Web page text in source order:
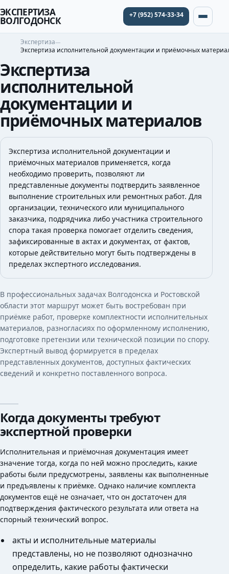
ЭКСПЕРТИЗА
ВОЛГОДОНСК
+7 (952) 574-33-34
Экспертиза
Экспертиза исполнительной документации и приёмочных
Экспертиза
исполнительной
документации и
приёмочных материалов
Экспертиза исполнительной документации и
приёмочных материалов применяется, когда
необходимо проверить, позволяют ли
представленные документы подтвердить заявленное
выполнение строительных или ремонтных работ. Для
организации, технического или муниципального
заказчика, подрядчика либо участника строительного
спора такая проверка помогает отделить сведения,
зафиксированные в актах и документах, от фактов,
которые действительно могут быть подтверждены в
пределах экспертного исследования.
В профессиональных задачах Волгодонска и Ростовской
области этот маршрут может быть востребован при
приёмке работ, проверке комплектности исполнительных
материалов, разногласиях по оформленному исполнению,
подготовке претензии или технической позиции по спору.
Экспертный вывод формируется в пределах
представленных документов, доступных фактических
сведений и конкретно поставленного вопроса.
Когда документы требуют
экспертной проверки
Исполнительная и приёмочная документация имеет
значение тогда, когда по ней можно проследить, какие
работы были предусмотрены, заявлены как выполненные
и предъявлены к приёмке. Однако наличие комплекта
документов ещё не означает, что он достаточен для
подтверждения фактического результата или ответа на
спорный технический вопрос.
акты и исполнительные материалы
представлены, но не позволяют однозначно
определить, какие работы фактически